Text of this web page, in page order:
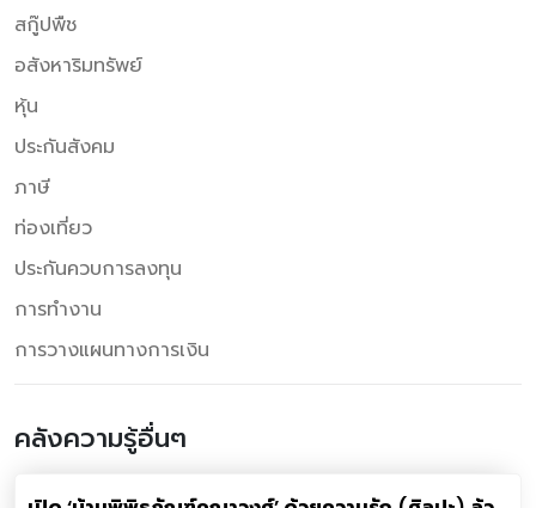
สกู๊ปพืช
อสังหาริมทรัพย์
หุ้น
ประกันสังคม
ภาษี
ท่องเที่ยว
ประกันควบการลงทุน
การทำงาน
การวางแผนทางการเงิน
คลังความรู้อื่นๆ